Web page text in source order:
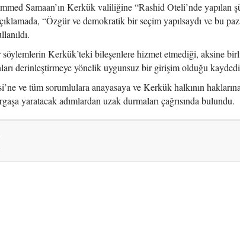
Samaan’ın Kerkük valiliğine “Rashid Oteli’nde yapılan
“Özgür ve demokratik bir seçim yapılsaydı ve bu
söylemlerin Kerkük’teki bileşenlere hizmet etmediği, aksine
derinleştirmeye yönelik uygunsuz bir girişim olduğu
ve tüm sorumlulara anayasaya ve Kerkük halkının
yaratacak adımlardan uzak durmaları çağrısında bulundu.